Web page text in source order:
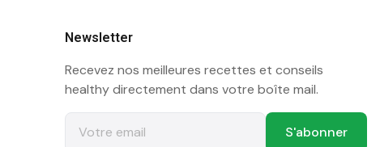
Newsletter
Recevez nos meilleures recettes et conseils
healthy directement dans votre boîte mail.
S'abonner